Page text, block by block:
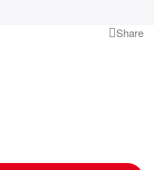
Share